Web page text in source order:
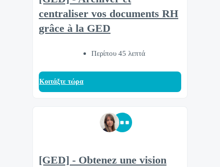
centraliser vos documents RH
grâce à la GED
Περίπου 45 λεπτά
Κοιτάξτε τώρα
[GED] - Obtenez une vision